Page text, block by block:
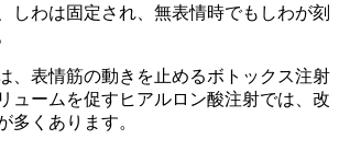
しわは固定され、無表情時でもしわが刻
、表情筋の動きを止めるボトックス注射
ュームを促すヒアルロン酸注射では、改
多くあります。